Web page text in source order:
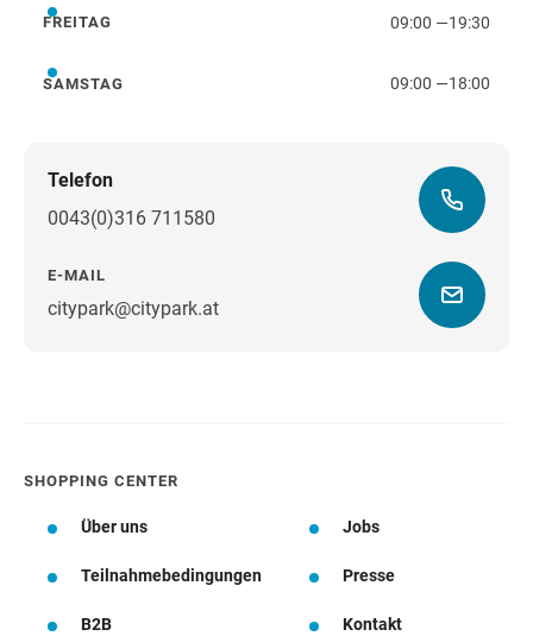
Freitag
FREITAG 09:00 —19:30
Samstag
SAMSTAG 09:00 —18:00
Telefon
0043(0)316 711580
E-MAIL
citypark@citypark.atWegbeschreibung
SHOPPING CENTER
Über uns Jobs
Teilnahmebedingungen Presse
B2B Kontakt